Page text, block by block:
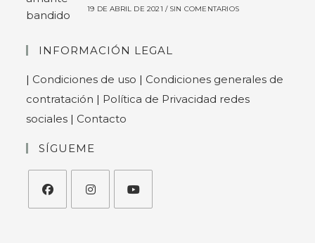
19 DE ABRIL DE 2021 / SIN COMENTARIOS
INFORMACIÓN LEGAL
| Condiciones de uso | Condiciones generales de
contratación | Política de Privacidad redes
sociales | Contacto
SÍGUEME